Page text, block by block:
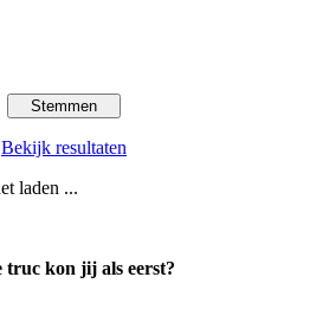
Bekijk resultaten
laden ...
truc kon jij als eerst?